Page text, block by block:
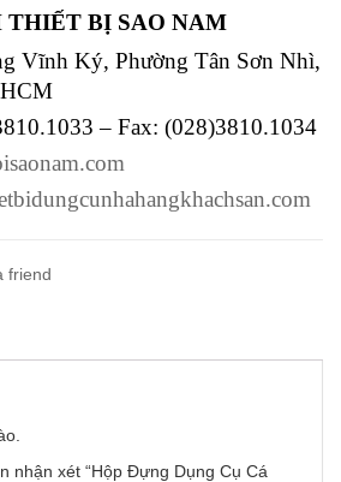
THIẾT BỊ SAO NAM
Vĩnh Ký, Phường Tân Sơn Nhì,
– Fax: (028)3810.1034
friend
nhận xét “Hộp Đựng Dụng Cụ Cá